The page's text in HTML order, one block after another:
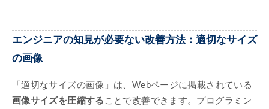
エンジニアの知見が必要ない改善方法：適切なサイズ
の画像
「適切なサイズの画像」は、Webページに掲載されている
画像サイズを圧縮する ことで改善できます。プログラミン